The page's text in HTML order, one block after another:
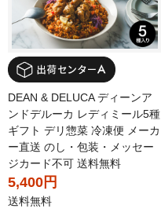
DEAN & DELUCA ディーンア
ンドデルーカ レディミール5種
ギフト デリ惣菜 冷凍便 メーカ
ー直送 のし・包装・メッセー
ジカード不可 送料無料
5,400円
送料無料